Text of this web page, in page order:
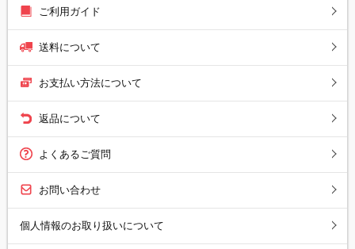
ご利用ガイド
送料について
お支払い方法について
返品について
よくあるご質問
お問い合わせ
個人情報のお取り扱いについて